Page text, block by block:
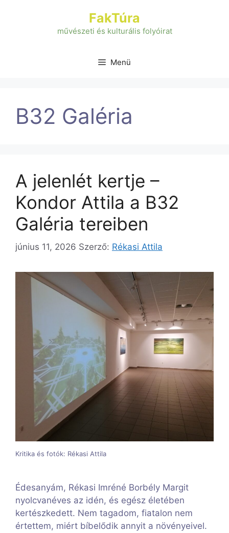
FakTúra
művészeti és kulturális folyóirat
Menü
B32 Galéria
A jelenlét kertje –
Kondor Attila a B32
Galéria tereiben
június 11, 2026 Szerző: Rékasi Attila
Kritika és fotók: Rékasi Attila
Édesanyám, Rékasi Imréné Borbély Margit
nyolcvanéves az idén, és egész életében
kertészkedett. Nem tagadom, fiatalon nem
értettem, miért bíbelődik annyit a növényeivel.